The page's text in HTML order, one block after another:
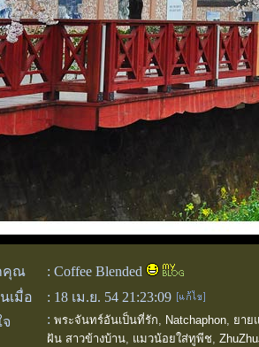
คุณ : Coffee Blended
เมื่อ
: 18 เม.ย. 54 21:23:09
: พระจันทร์อันเป็นที่รัก, Natchaphon, ยาย
ฝัน สาวข้างบ้าน, แมวน้อยใส่ทูพีช,